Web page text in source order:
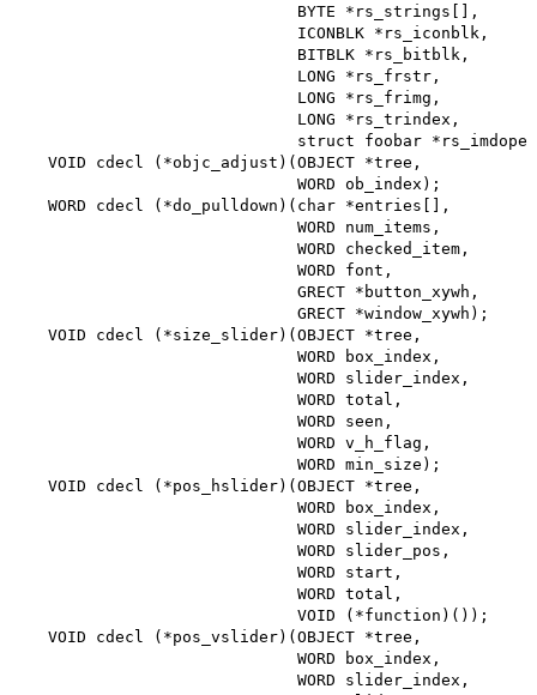
                             BYTE *rs_strings[],
                             ICONBLK *rs_iconblk,
                             BITBLK *rs_bitblk,
                             LONG *rs_frstr,
                             LONG *rs_frimg,
                             LONG *rs_trindex,
struct foobar
   VOID cdecl (*objc_adjust)(OBJECT *tree,
                             WORD ob_index);
   WORD cdecl (*do_pulldown)(char *entries[],
                             WORD num_items,
                             WORD checked_item,
                             WORD font,
                             GRECT *button_xywh,
                             GRECT *window_xywh);
   VOID cdecl (*size_slider)(OBJECT *tree,
                             WORD box_index,
                             WORD slider_index,
                             WORD total,
                             WORD seen,
                             WORD v_h_flag,
                             WORD min_size);
   VOID cdecl (*pos_hslider)(OBJECT *tree,
                             WORD box_index,
                             WORD slider_index,
                             WORD slider_pos,
                             WORD start,
                             WORD total,
                             VOID (*function)());
   VOID cdecl (*pos_vslider)(OBJECT *tree,
                             WORD box_index,
                             WORD slider_index,